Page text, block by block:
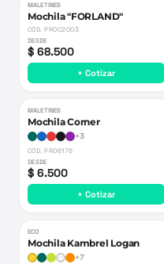
Nuevo
MALETINES
Mochila "FORLAND"
CÓD.PROC2003
DESDE
$ 68.500
+ Cotizar
MALETINES
Mochila Corner
+3
CÓD.PRO6176
DESDE
$ 6.500
+ Cotizar
ECO
Mochila Kambrel Logan
+7